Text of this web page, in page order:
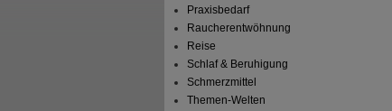
Praxisbedarf
Raucherentwöhnung
Reise
Schlaf & Beruhigung
Schmerzmittel
Themen-Welten